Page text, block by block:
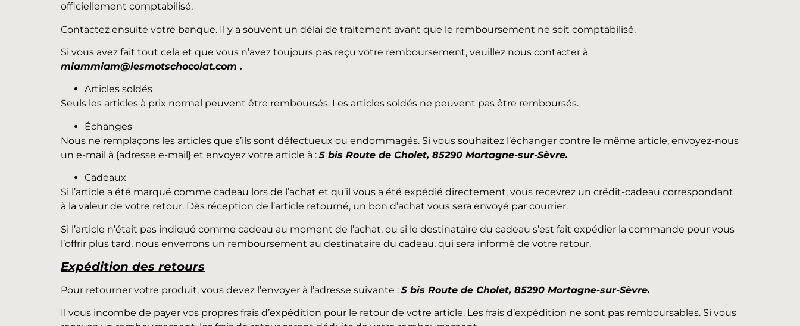
officiellement comptabilisé.
Contactez ensuite votre banque. Il y a souvent un délai de traitement avant que le remboursement ne soit comptabilisé.
Si vous avez fait tout cela et que vous n’avez toujours pas reçu votre remboursement, veuillez nous contacter à
miammiam@lesmotschocolat.com .
Articles soldés
Seuls les articles à prix normal peuvent être remboursés. Les articles soldés ne peuvent pas être remboursés.
Échanges
Nous ne remplaçons les articles que s’ils sont défectueux ou endommagés. Si vous souhaitez l’échanger contre le même article, envoyez-nous
un e-mail à {adresse e-mail} et envoyez votre article à :5 bis Route de Cholet, 85290 Mortagne-sur-Sèvre.
Cadeaux
Si l’article a été marqué comme cadeau lors de l’achat et qu’il vous a été expédié directement, vous recevrez un crédit-cadeau correspondant
à la valeur de votre retour. Dès réception de l’article retourné, un bon d’achat vous sera envoyé par courrier.
Si l’article n’était pas indiqué comme cadeau au moment de l’achat, ou si le destinataire du cadeau s’est fait expédier la commande pour vous
l’offrir plus tard, nous enverrons un remboursement au destinataire du cadeau, qui sera informé de votre retour.
Expédition des retours
Pour retourner votre produit, vous devez l’envoyer à l’adresse suivante :5 bis Route de Cholet, 85290 Mortagne-sur-Sèvre.
Il vous incombe de payer vos propres frais d’expédition pour le retour de votre article. Les frais d’expédition ne sont pas remboursables. Si vous